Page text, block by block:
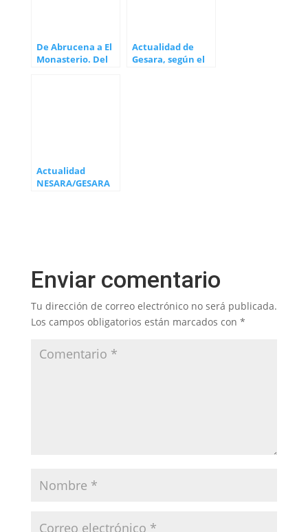
De Abrucena a El
Monasterio. Del
Actualidad de
Gesara, según el
Actualidad
NESARA/GESARA
Enviar comentario
Tu dirección de correo electrónico no será publicada.
Los campos obligatorios están marcados con *